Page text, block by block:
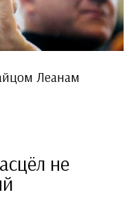
Леанам
не